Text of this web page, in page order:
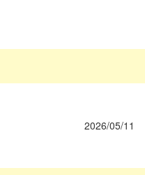
2026/05/11